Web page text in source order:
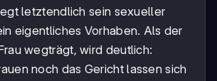
letztendlich sein sexueller
eigentliches Vorhaben. Als der
wegträgt, wird deutlich:
noch das Gericht lassen sich